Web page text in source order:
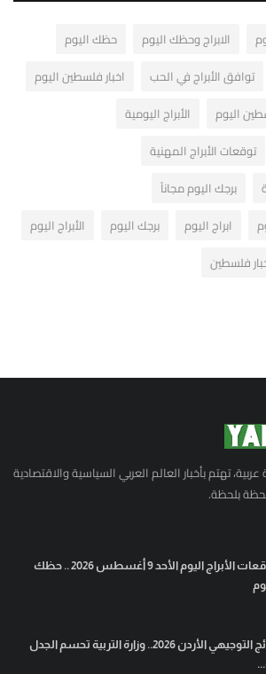
الابراج وحظك اليوم
حظك اليوم
توافق الأبراج في الحب
اخبار فلسطين اليوم
اليوم
الأبراج اليومية
توقعات الأبراج المهنية
برجك اليوم مجاناً
ابراج اليوم برجك اليوم
الأبراج اليوم
فلسطين
تهتم بأخبار العالم العربي السياسية والاقتصادية
لحظة بلحظة.
توقعات الأبراج اليوم الأحد 9 أغسطس 2026 .. حظك
نتائج التوجيهي الأردن 2026.. وزارة التربية تحسم الجدل